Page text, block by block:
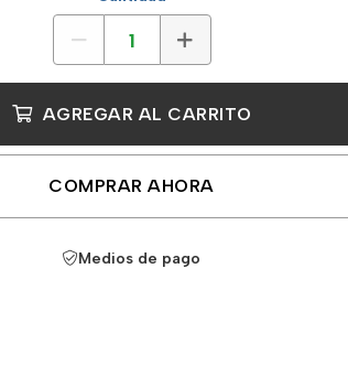
AGREGAR AL CARRITO
COMPRAR AHORA
Medios de pago